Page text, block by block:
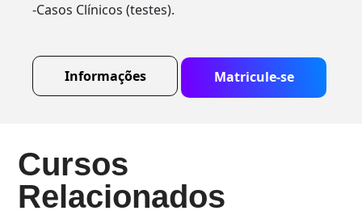
-Casos Clínicos (testes).
Informações Matricule-se
Cursos
Relacionados